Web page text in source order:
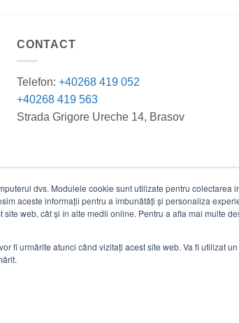
dvs. Modulele cookie sunt utilizate pentru
aceste informații pentru a îmbunătăți și personaliza
web, cât și în alte medii online. Pentru a afla mai multe
fi urmărite atunci când vizitați acest site web. Va fi utilizat
CONTACT
Telefon: +40268 419 052
+40268 419 563
Strada Grigore Ureche 14, Brasov